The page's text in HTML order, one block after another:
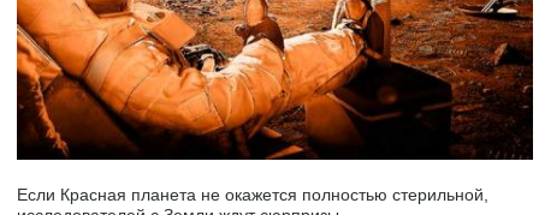
Если Красная планета не окажется полностью стерильной,